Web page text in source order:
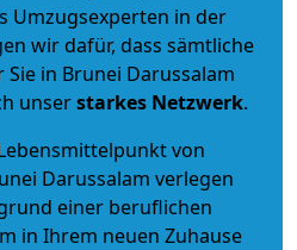
Umzugsexperten in der
wir dafür, dass sämtliche
Sie in Brunei Darussalam
unserstarkes Netzwerk.
von
Darussalam verlegen
einer beruflichen
in Ihrem neuen Zuhause